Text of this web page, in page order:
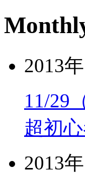
2013
11/29
超初
2013